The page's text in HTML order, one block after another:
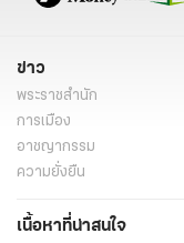
ข่าววันนี้
ข่าว
พระราชสำนัก
การเมือง
อาชญากรรม
ความยั่งยืน
เนื้อหาที่น่าสนใจ